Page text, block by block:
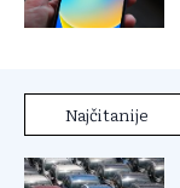
Najčitanije